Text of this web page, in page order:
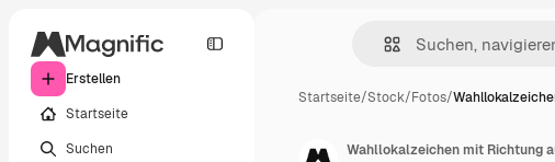
Erstellen
Startseite
Suchen
Startseite/Stock/Fotos/
Wahllokalzeichen mit Richtung